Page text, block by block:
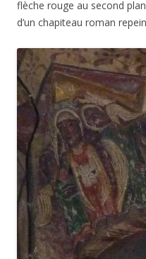
flèche rouge au second
d’un chapiteau roman